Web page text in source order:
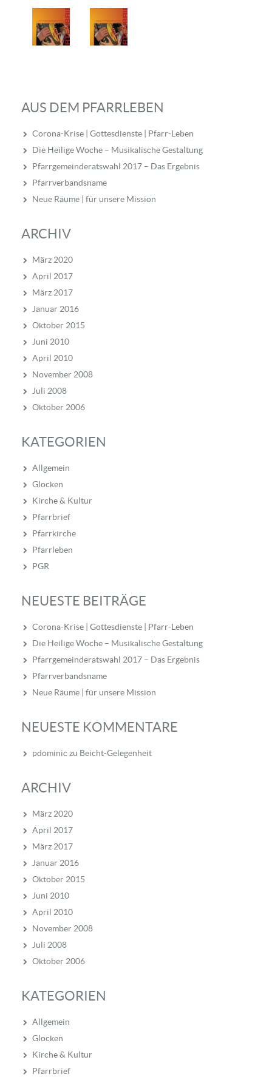
AUS DEM PFARRLEBEN
Corona-Krise | Gottesdienste | Pfarr-Leben
Die Heilige Woche – Musikalische Gestaltung
Pfarrgemeinderatswahl 2017 – Das Ergebnis
Pfarrverbandsname
Neue Räume | für unsere Mission
ARCHIV
März 2020
April 2017
März 2017
Januar 2016
Oktober 2015
Juni 2010
April 2010
November 2008
Juli 2008
Oktober 2006
KATEGORIEN
Allgemein
Glocken
Kirche & Kultur
Pfarrbrief
Pfarrkirche
Pfarrleben
PGR
NEUESTE BEITRÄGE
Corona-Krise | Gottesdienste | Pfarr-Leben
Die Heilige Woche – Musikalische Gestaltung
Pfarrgemeinderatswahl 2017 – Das Ergebnis
Pfarrverbandsname
Neue Räume | für unsere Mission
NEUESTE KOMMENTARE
pdominic zu Beicht-Gelegenheit
ARCHIV
März 2020
April 2017
März 2017
Januar 2016
Oktober 2015
Juni 2010
April 2010
November 2008
Juli 2008
Oktober 2006
KATEGORIEN
Allgemein
Glocken
Kirche & Kultur
Pfarrbrief